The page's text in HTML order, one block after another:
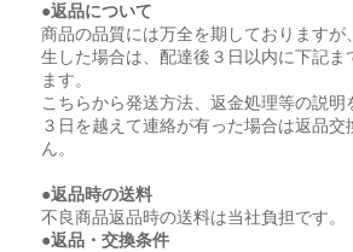
●返品について
商品の品質には万全を期しておりますが
生した場合は、配達後３日以内に下記ま
ます。
こちらから発送方法、返金処理等の説明
３日を越えて連絡が有った場合は返品交
ん。
●返品時の送料
不良商品返品時の送料は当社負担です。
●返品・交換条件